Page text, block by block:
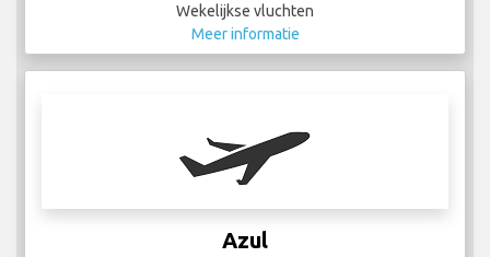
Wekelijkse vluchten
Meer informatie
Azul